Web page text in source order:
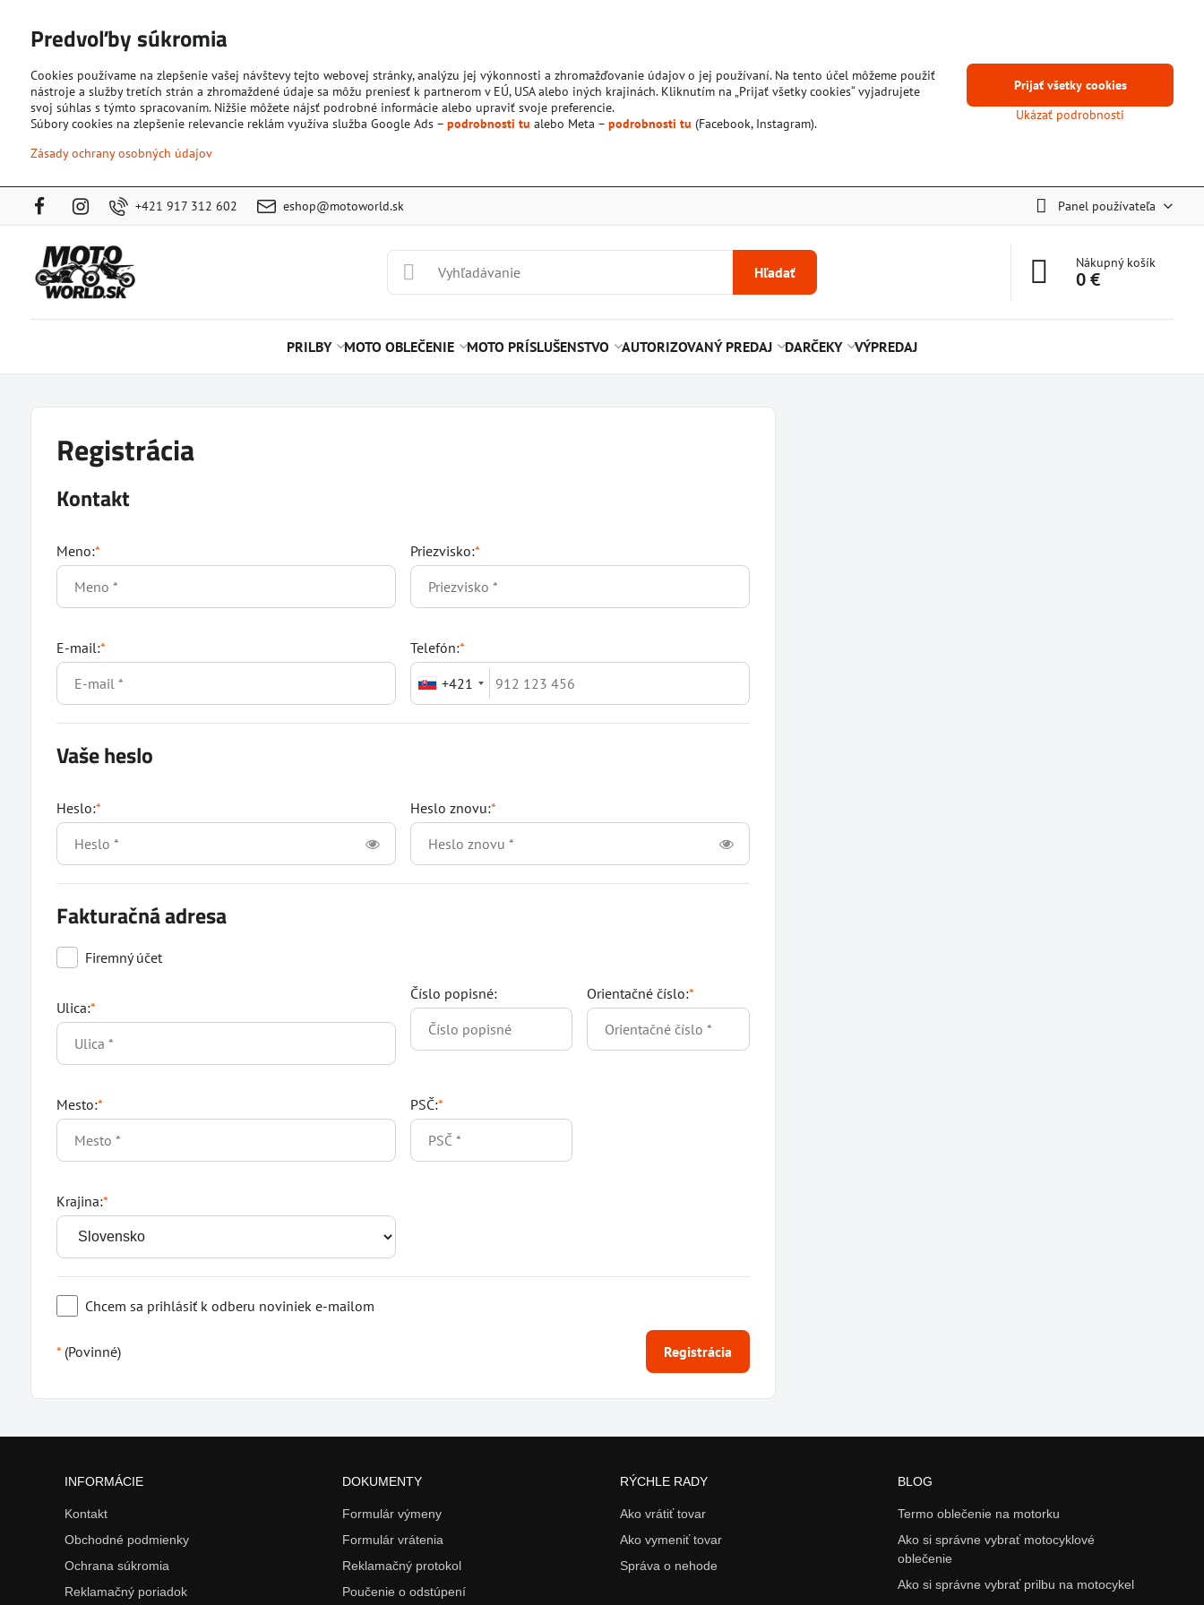
+421 917 312 602 eshop@motoworld.sk Panel používateľa
Hľadať
Nákupný košík
0 €
PRILBY MOTO OBLEČENIE MOTO PRÍSLUŠENSTVO AUTORIZOVANÝ PREDAJ DARČEKY VÝPREDAJ
Registrácia
Kontakt
Meno:* Priezvisko:*
E-mail:* Telefón:*
+421
Vaše heslo
Heslo:* Heslo znovu:*
Fakturačná adresa
Firemný účet
Ulica:*
Číslo popisné: Orientačné číslo:*
Mesto:* PSČ:*
Krajina:*
Chcem sa prihlásiť k odberu noviniek e-mailom
*(Povinné) Registrácia
INFORMÁCIE
Kontakt
Obchodné podmienky
Ochrana súkromia
Reklamačný poriadok
DOKUMENTY
Formulár výmeny
Formulár vrátenia
Reklamačný protokol
Poučenie o odstúpení
RÝCHLE RADY
Ako vrátiť tovar
Ako vymeniť tovar
Správa o nehode
BLOG
Termo oblečenie na motorku
Ako si správne vybrať motocyklové
oblečenie
Ako si správne vybrať prilbu na motocykel
Predvoľby súkromia
Cookies používame na zlepšenie vašej návštevy tejto webovej stránky, analýzu jej výkonnosti a zhromažďovanie údajov o jej používaní. Na tento účel môžeme použiť
nástroje a služby tretích strán a zhromaždené údaje sa môžu preniesť k partnerom v EÚ, USA alebo iných krajinách. Kliknutím na „Prijať všetky cookies“ vyjadrujete
svoj súhlas s týmto spracovaním. Nižšie môžete nájsť podrobné informácie alebo upraviť svoje preferencie.
Súbory cookies na zlepšenie relevancie reklám využíva služba Google Ads – podrobnosti tu alebo Meta – podrobnosti tu (Facebook, Instagram).
Zásady ochrany osobných údajov
Ukázať podrobnosti
Prijať všetky cookies